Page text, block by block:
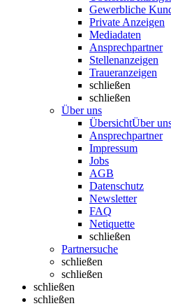
Gewerbliche
Private Anzeigen
Mediadaten
Ansprechpartner
Stellenanzeigen
Traueranzeigen
schließen
schließen
Über uns
ÜbersichtÜber
Ansprechpartner
Impressum
Jobs
AGB
Datenschutz
Newsletter
FAQ
Netiquette
schließen
Partnersuche
schließen
schließen
schließen
schließen